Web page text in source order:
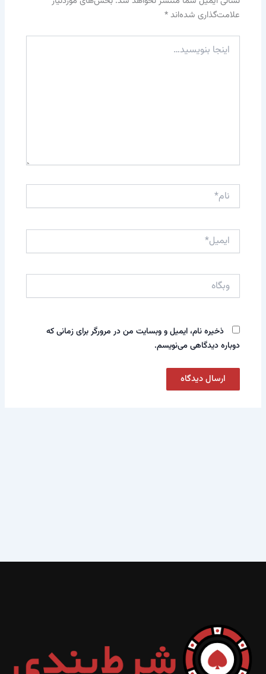
علامت‌گذاری شده‌اند*
بنویسید…
ایمیل*
ذخیره نام، ایمیل و وبسایت من در مرورگر برای زمانی که
دوباره دیدگاهی می‌نویسم.